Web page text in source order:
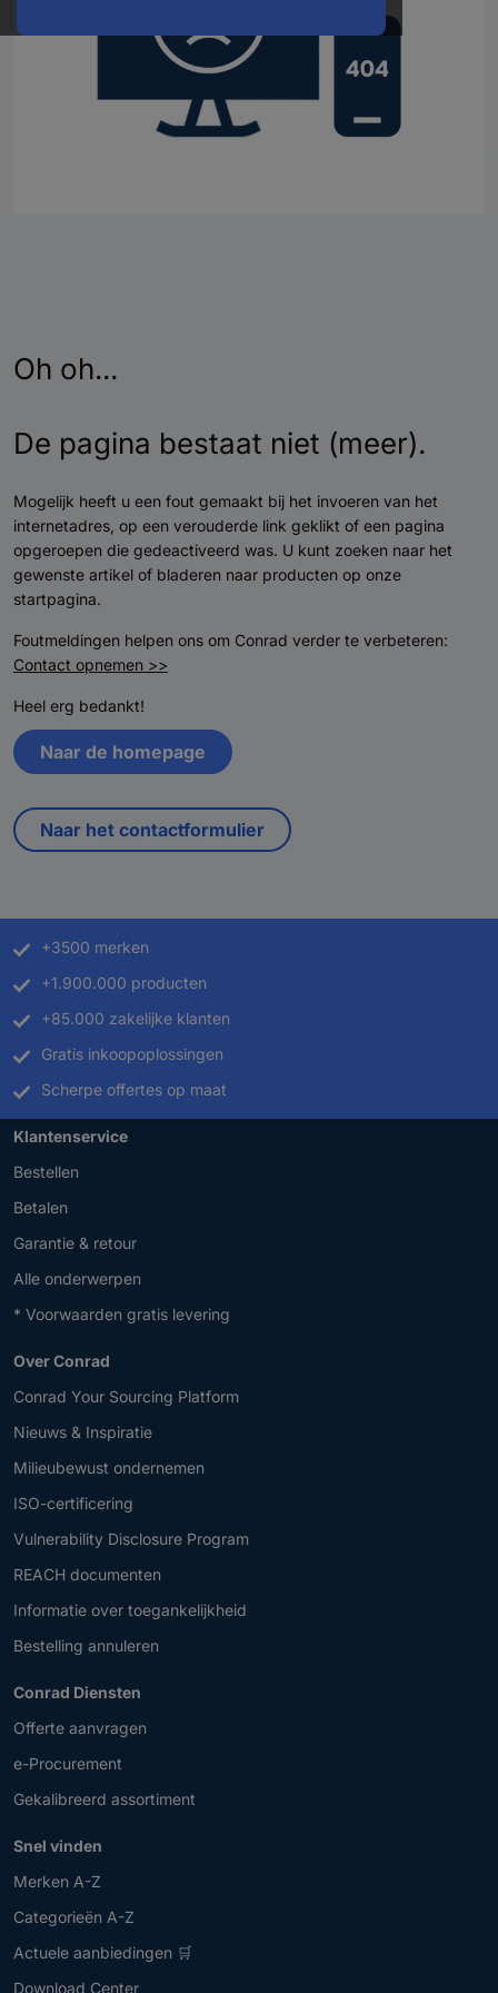
Oh oh...
De pagina bestaat niet (meer).
Mogelijk heeft u een fout gemaakt bij het invoeren van het
internetadres, op een verouderde link geklikt of een pagina
opgeroepen die gedeactiveerd was. U kunt zoeken naar het
gewenste artikel of bladeren naar producten op onze
startpagina.
Foutmeldingen helpen ons om Conrad verder te verbeteren:
Contact opnemen >>
Heel erg bedankt!
Naar de homepage
Naar het contactformulier
+3500 merken
+1.900.000 producten
+85.000 zakelijke klanten
Gratis inkoopoplossingen
Scherpe offertes op maat
Klantenservice
Bestellen
Betalen
Garantie & retour
Alle onderwerpen
* Voorwaarden gratis levering
Over Conrad
Conrad Your Sourcing Platform
Nieuws & Inspiratie
Milieubewust ondernemen
ISO-certificering
Vulnerability Disclosure Program
REACH documenten
Informatie over toegankelijkheid
Bestelling annuleren
Conrad Diensten
Offerte aanvragen
e-Procurement
Gekalibreerd assortiment
Snel vinden
Merken A-Z
Categorieën A-Z
Actuele aanbiedingen 🛒
Download Center